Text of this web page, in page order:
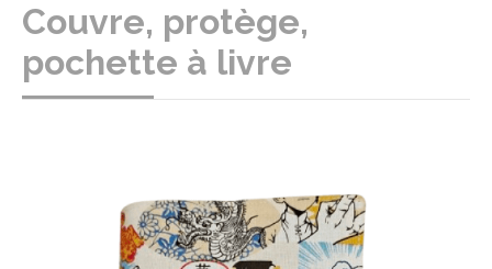
Couvre, protège,
pochette à livre